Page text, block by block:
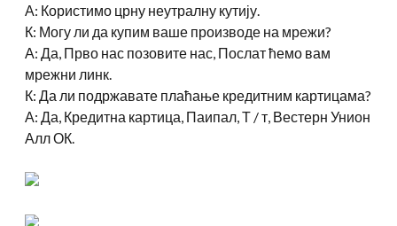
А: Користимо црну неутралну кутију.
К: Могу ли да купим ваше производе на мрежи?
А: Да, Прво нас позовите нас, Послат ћемо вам
мрежни линк.
К: Да ли подржавате плаћање кредитним картицама?
А: Да, Кредитна картица, Паипал, Т / т, Вестерн Унион
Алл ОК.